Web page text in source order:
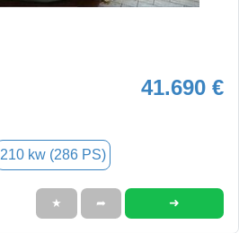
41.690 €
210 kw (286 PS)
★ ➦ ➜